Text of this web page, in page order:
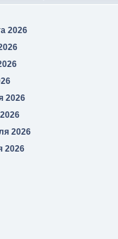
2026
2026
2026
2026